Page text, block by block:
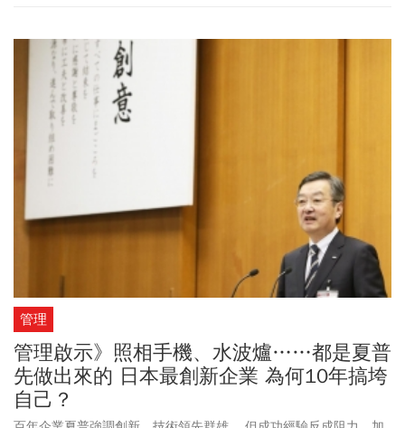
管理
管理啟示》照相手機、水波爐……都是夏普
先做出來的 日本最創新企業 為何10年搞垮
自己？